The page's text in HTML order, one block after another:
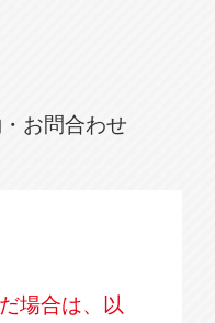
お問合わせ
場合は、以